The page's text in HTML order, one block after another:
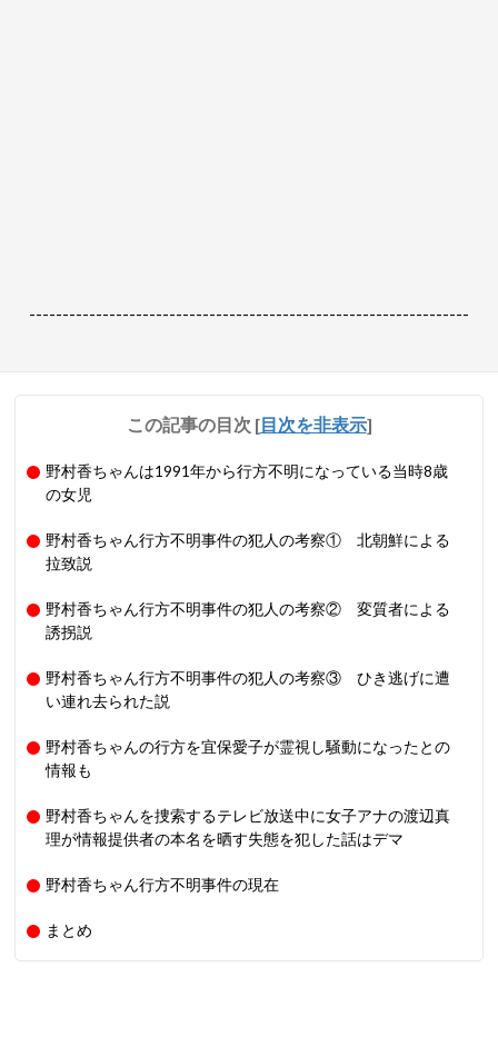
------------------------------------------------------------------
この記事の目次 [目次を非表示]
野村香ちゃんは1991年から行方不明になっている当時8歳
の女児
野村香ちゃん行方不明事件の犯人の考察① 北朝鮮による
拉致説
野村香ちゃん行方不明事件の犯人の考察② 変質者による
誘拐説
野村香ちゃん行方不明事件の犯人の考察③ ひき逃げに遭
い連れ去られた説
野村香ちゃんの行方を宜保愛子が霊視し騒動になったとの
情報も
野村香ちゃんを捜索するテレビ放送中に女子アナの渡辺真
理が情報提供者の本名を晒す失態を犯した話はデマ
野村香ちゃん行方不明事件の現在
まとめ